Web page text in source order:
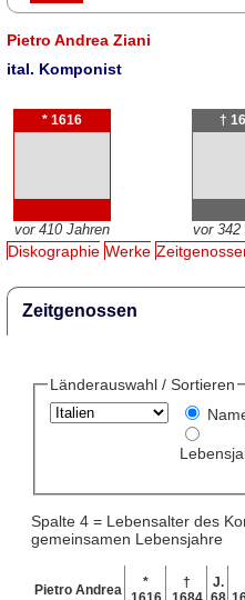
Pietro Andrea Ziani
ital. Komponist
* 1616
vor 410 Jahren
†
vor 342
Diskographie Werke
Zeitgenossen
Länderauswahl / Sortieren
Spalte 4 = Lebensalter des
gemeinsamen Lebensjahre
Pietro Andrea
*
†
J.